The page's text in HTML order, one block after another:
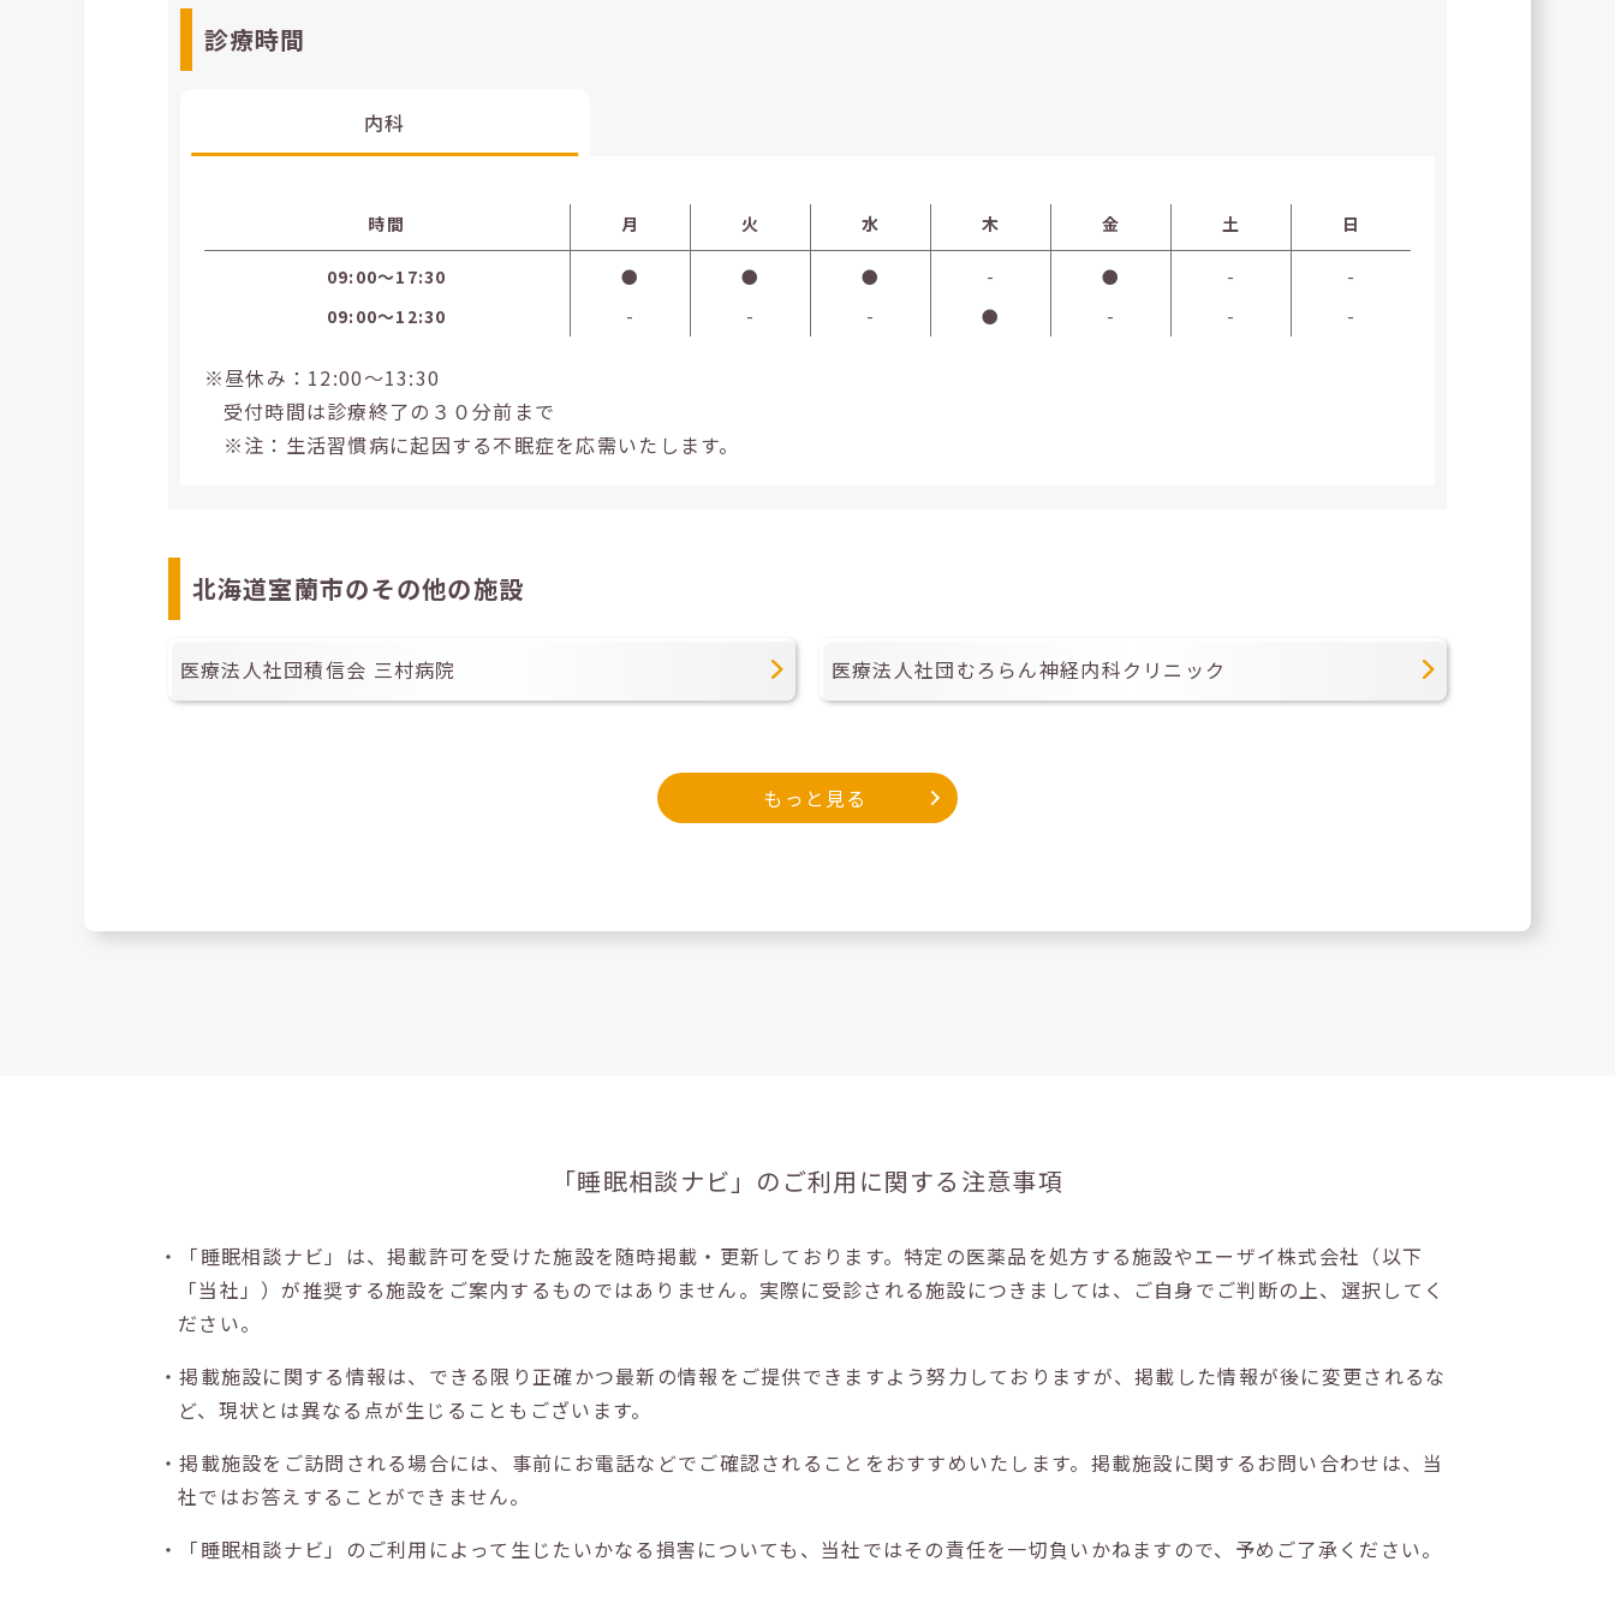
診療時間
内科
時間 月 火 水 木 金 土 日
09:00〜17:30 ● ● ● - ● -
-
09:00〜12:30
- - - ● - - -
※昼休み：12:00～13:30
受付時間は診療終了の３０分前まで
※注：生活習慣病に起因する不眠症を応需いたします。
北海道室蘭市のその他の施設
医療法人社団積信会 三村病院 医療法人社団むろらん神経内科クリニック
もっと見る
「睡眠相談ナビ」の ご利用に関する注意事項
・「睡眠相談ナビ」は、掲載許可を受けた施設を随時掲載・更新しております。特定の医薬品を処方する施設やエーザイ株式会社（以下
「当社」）が推奨する施設をご案内するものではありません。実際に受診される施設につきましては、ご自身でご判断の上、選択してく
ださい。
・掲載施設に関する情報は、できる限り正確かつ最新の情報をご提供できますよう努力しておりますが、掲載した情報が後に変更されるな
ど、現状とは異なる点が生じることもございます。
・掲載施設をご訪問される場合には、事前にお電話などでご確認されることをおすすめいたします。掲載施設に関するお問い合わせは、当
社ではお答えすることができません。
・「睡眠相談ナビ」のご利用によって生じたいかなる損害についても、当社ではその責任を一切負いかねますので、予めご了承ください。